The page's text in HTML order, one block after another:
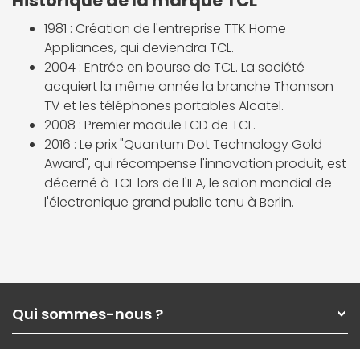
1981 : Création de l'entreprise TTK Home
Appliances, qui deviendra TCL.
2004 : Entrée en bourse de TCL. La société
acquiert la même année la branche Thomson
TV et les téléphones portables Alcatel.
2008 : Premier module LCD de TCL.
2016 : Le prix "Quantum Dot Technology Gold
Award", qui récompense l'innovation produit, est
décerné à TCL lors de l'IFA, le salon mondial de
l'électronique grand public tenu à Berlin.
Qui sommes-nous ?